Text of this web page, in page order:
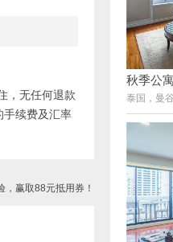
，无任何退款
手续费及汇率
，赢取88元抵用券！
秋季公寓
泰国，曼谷